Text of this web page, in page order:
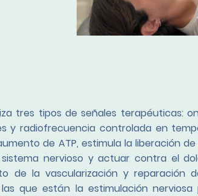
tres tipos de señales terapéuticas:
y radiofrecuencia controlada en
de ATP, estimula la liberación
nervioso y actuar contra el
de la vascularización y reparación
que están la estimulación